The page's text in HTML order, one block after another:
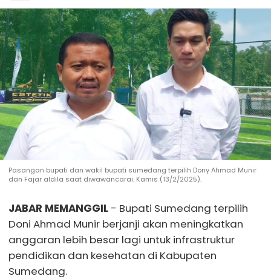
Pasangan bupati dan wakil bupati sumedang terpilih Dony Ahmad Munir
dan Fajar aldila saat diwawancarai. Kamis (13/2/2025).
JABAR MEMANGGIL - Bupati Sumedang terpilih
Doni Ahmad Munir berjanji akan meningkatkan
anggaran lebih besar lagi untuk infrastruktur
pendidikan dan kesehatan di Kabupaten
Sumedang.